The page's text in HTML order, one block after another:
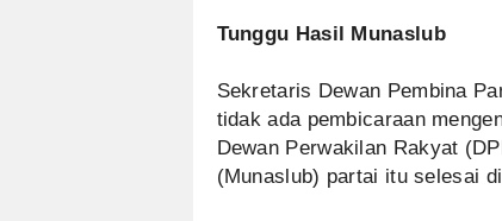
Tunggu Hasil Munaslub
Sekretaris Dewan Pembina
tidak ada pembicaraan
Dewan Perwakilan Rakyat
(Munaslub) partai itu selesai